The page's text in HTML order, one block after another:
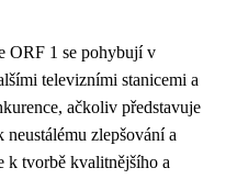
ORF 1 se pohybují v
televizními stanicemi a
ačkoliv představuje
zlepšování a
k tvorbě kvalitnějšího a